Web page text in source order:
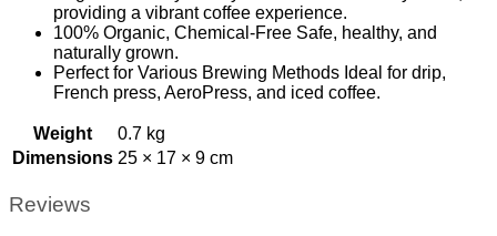
providing a vibrant coffee experience.
100% Organic, Chemical-Free Safe, healthy, and
naturally grown.
Perfect for Various Brewing Methods Ideal for drip,
French press, AeroPress, and iced coffee.
Weight
0.7 kg
Dimensions 25 × 17 × 9 cm
Reviews